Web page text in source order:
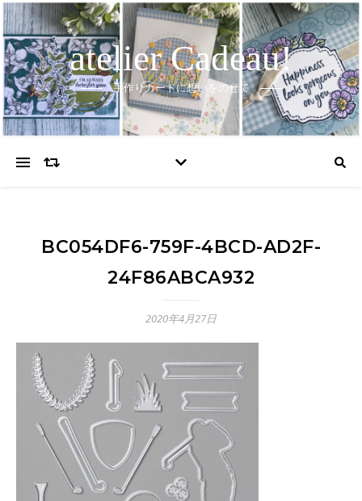
atelier Cadeau!
手作りカードに想いをのせて
BC054DF6-759F-4BCD-AD2F-
24F86ABCA932
2020年4月27日